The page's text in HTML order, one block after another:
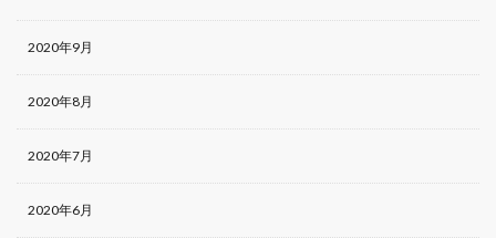
2020年9月
2020年8月
2020年7月
2020年6月